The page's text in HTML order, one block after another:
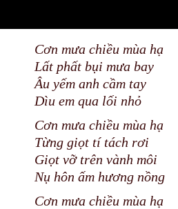
Cơn mưa chiều mùa hạ
Lất phất bụi mưa bay
Âu yếm anh cầm tay
Dìu em qua lối nhỏ
Cơn mưa chiều mùa hạ
Từng giọt tí tách rơi
Giọt vỡ trên vành môi
Nụ hôn ấm hương nồng
Cơn mưa chiều mùa hạ